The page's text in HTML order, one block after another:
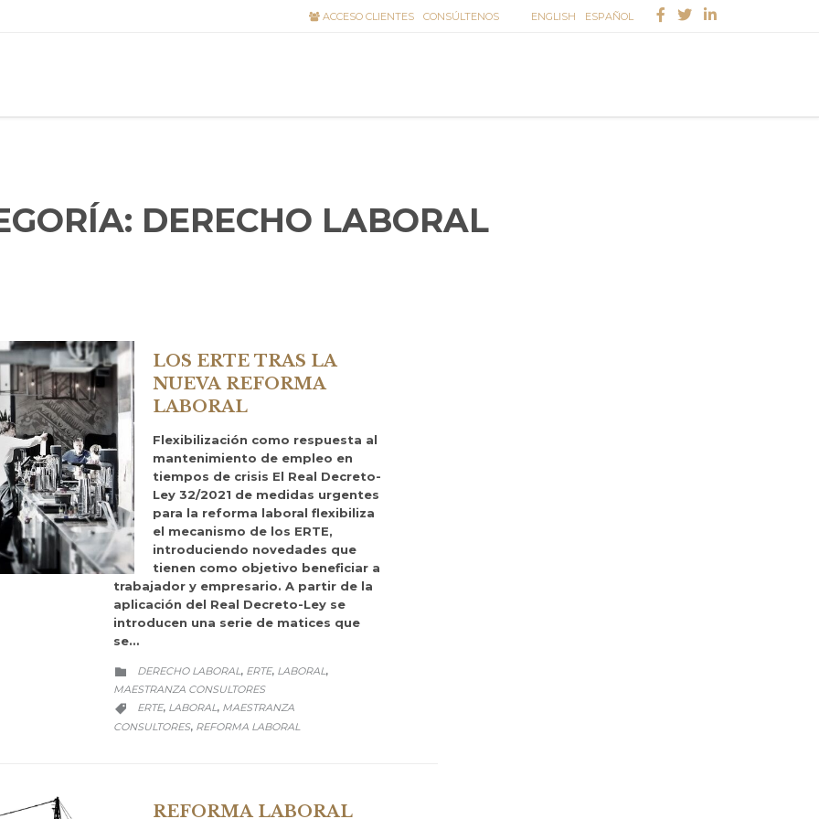
ENGLISH ESPAÑOL
ACCESO CLIENTES CONSÚLTENOS
DERECHO LABORAL
LOS ERTE TRAS LA
NUEVA REFORMA
LABORAL
Flexibilización como respuesta al
mantenimiento de empleo en
tiempos de crisis El Real Decreto-
Ley 32/2021 de medidas urgentes
para la reforma laboral flexibiliza
el mecanismo de los ERTE,
introduciendo novedades que
tienen como objetivo beneficiar a
trabajador y empresario. A partir de la
aplicación del Real Decreto-Ley se
introducen una serie de matices que
se…
 CATEGORY
DERECHO LABORAL, ERTE, LABORAL,
MAESTRANZA CONSULTORES
 CATEGORY
ERTE, LABORAL, MAESTRANZA
CONSULTORES, REFORMA LABORAL
REFORMA LABORAL